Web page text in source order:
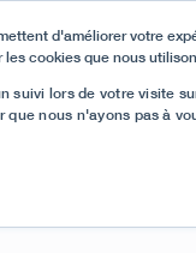
d'améliorer votre
cookies que nous
lors de votre visite
nous n'ayons pas à
Performance sur